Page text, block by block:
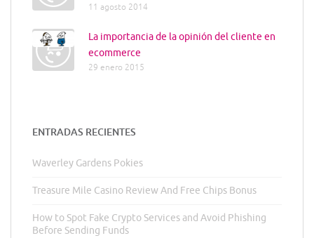
11 agosto 2014
La importancia de la opinión del cliente en
ecommerce
29 enero 2015
ENTRADAS RECIENTES
Waverley Gardens Pokies
Treasure Mile Casino Review And Free Chips Bonus
How to Spot Fake Crypto Services and Avoid Phishing
Before Sending Funds